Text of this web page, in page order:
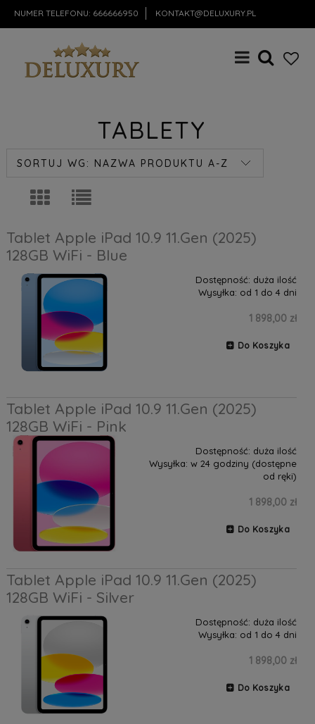
NUMER TELEFONU: 666666950 KONTAKT@DELUXURY.PL
TABLETY
SORTUJ WG: NAZWA PRODUKTU A-Z
Tablet Apple iPad 10.9 11.Gen (2025)
128GB WiFi - Blue
Dostępność: duża ilość
Wysyłka: od 1 do 4 dni
1 898,00 zł
Do Koszyka
Tablet Apple iPad 10.9 11.Gen (2025)
128GB WiFi - Pink
Dostępność: duża ilość
Wysyłka: w 24 godziny (dostępne
od ręki)
1 898,00 zł
Do Koszyka
Tablet Apple iPad 10.9 11.Gen (2025)
128GB WiFi - Silver
Dostępność: duża ilość
Wysyłka: od 1 do 4 dni
1 898,00 zł
Do Koszyka